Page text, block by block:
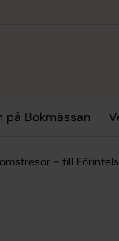
på Bokmässan
- till